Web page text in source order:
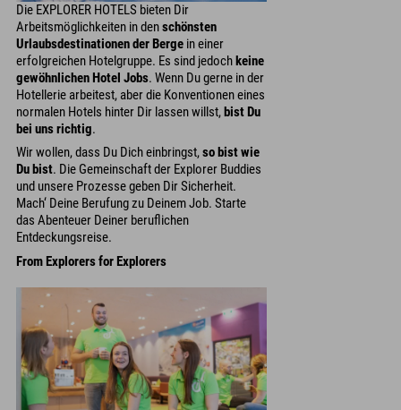
Die EXPLORER HOTELS bieten Dir
Arbeitsmöglichkeiten in denschönsten
Urlaubsdestinationen der Berge in einer
erfolgreichen Hotelgruppe. Es sind jedochkeine
gewöhnlichen Hotel Jobs. Wenn Du gerne in der
Hotellerie arbeitest, aber die Konventionen eines
normalen Hotels hinter Dir lassen willst,bist Du
bei uns richtig.
Wir wollen, dass Du Dich einbringst,so bist wie
Du bist. Die Gemeinschaft der Explorer Buddies
und unsere Prozesse geben Dir Sicherheit.
Mach‘ Deine Berufung zu Deinem Job. Starte
das Abenteuer Deiner beruflichen
Entdeckungsreise.
From Explorers for Explorers